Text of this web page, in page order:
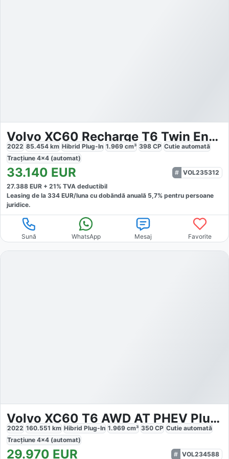
Volvo XC60 Recharge T6 Twin Engine eAWD Inscription Expression
2022 85.454 km Hibrid Plug-In 1.969 cm³ 398 CP Cutie automată
Tracțiune 4x4 (automat)
33.140 EUR
VOL235312
27.388 EUR + 21% TVA deductibil
Leasing de la 334 EUR/luna cu dobăndă anuală 5,7% pentru persoane
juridice.
Sună WhatsApp Mesaj Favorite
Volvo XC60 T6 AWD AT PHEV Plus Dark
2022 160.551 km Hibrid Plug-In 1.969 cm³ 350 CP Cutie automată
Tracțiune 4x4 (automat)
29.970 EUR VOL234588